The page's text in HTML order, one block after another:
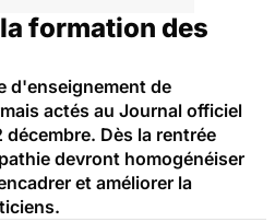
formation des
d'enseignement de
actés au Journal officiel
décembre. Dès la rentrée
devront homogénéiser
et améliorer la